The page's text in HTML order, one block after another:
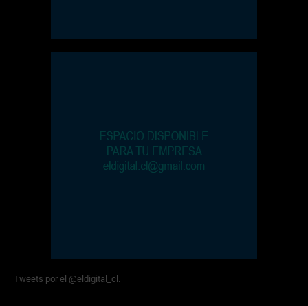
Tweets por el @eldigital_cl.